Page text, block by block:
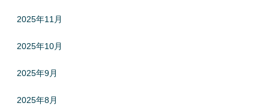
2025年11月
2025年10月
2025年9月
2025年8月